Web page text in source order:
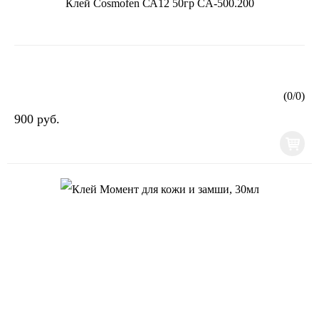
Клей Cosmofen СА12 50гр CA-500.200
(0/0)
900 руб.